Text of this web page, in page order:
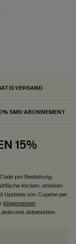
VERSAND
SMS-ABONNEMENT
15%
pro Bestellung.
klicken, erklären
Updates von Cupshe per
Allgemeinen
Jederzeit abbestellen.